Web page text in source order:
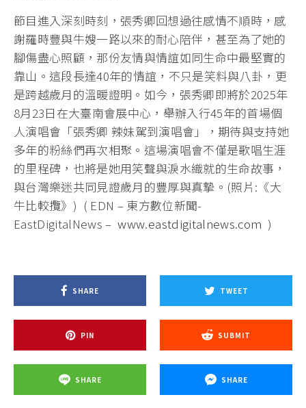
節目進入深刻時刻，張秀卿回想過往感情不順時，感
謝羅時豐與牛嫂一路以來的耐心陪伴，甚至為了她的
腳傷盡心照顧，那份友情與情誼如同生命中最堅實的
靠山。這段長達40年的情誼，不只是笑料與八卦，更
是跨越歲月的溫暖證明。如今，張秀卿即將於2025年
8月23日在大臺南會展中心，舉辦入行45年的首場個
人演唱會「張秀卿 辣妹駕到演唱會」，期待與支持她
多年的粉絲們再次相聚。這場演唱會不僅是歌唱生涯
的里程碑，也將是她用笑聲與淚水織就的生命故事，
與台灣樂迷共同見證歲月的豐厚與真摯。(照片:《大
牛比較攬》) ( EDN – 東方數位新聞-
EastDigitalNews –www.eastdigitalnews.com )
SHARE TWEET
PIN SUBMIT
SHARE SHARE